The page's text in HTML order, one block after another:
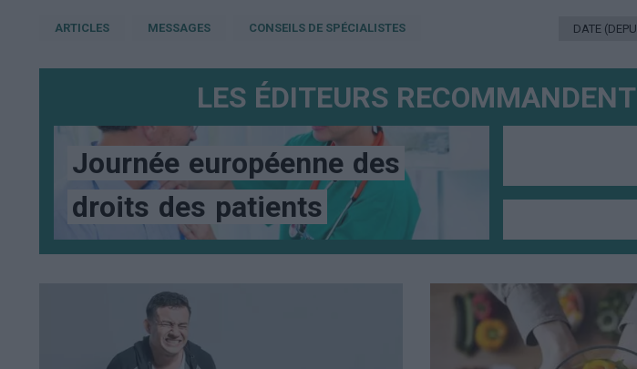
ARTICLES MESSAGES CONSEILS DE SPÉCIALISTES
LES ÉDITEURS RECOMMANDENT
Journée européenne des
droits des patients